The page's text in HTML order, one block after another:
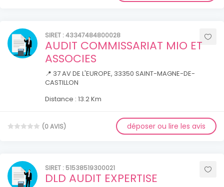
SIRET : 43347484800028
AUDIT COMMISSARIAT MIO ET
ASSOCIES
📍 37 AV DE L'EUROPE, 33350 SAINT-MAGNE-DE-
CASTILLON
Distance : 13.2 Km
(0 AVIS) déposer ou lire les avis
SIRET : 51538519300021
DLD AUDIT EXPERTISE